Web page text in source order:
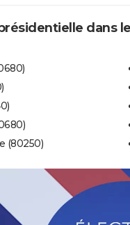
dans
(80250)